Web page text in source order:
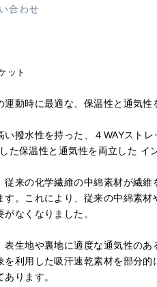
合わせ
ット
運動時に最適な、保温性と通気性
い撥水性を持った、４WAYスト
た保温性と通気性を両立した イ
従来の化学繊維の中綿素材が繊
す。これにより、従来の中綿素
なくなりました。
生地や裏地に適度な通気性のあ
を利用した吸汗速乾素材を部分
ります。